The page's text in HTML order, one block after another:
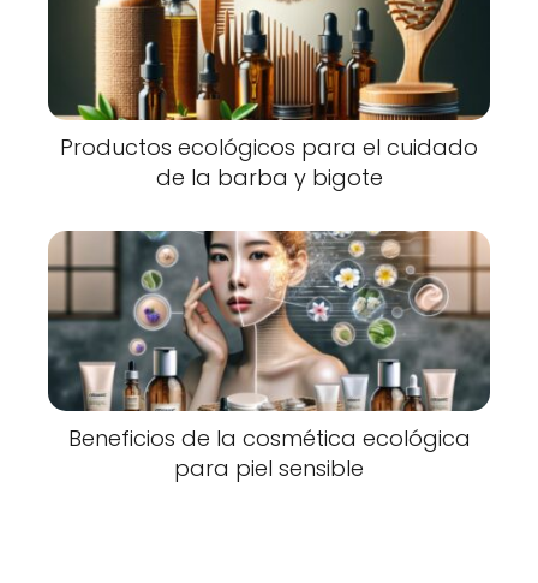
Productos ecológicos para el cuidado
de la barba y bigote
Beneficios de la cosmética ecológica
para piel sensible